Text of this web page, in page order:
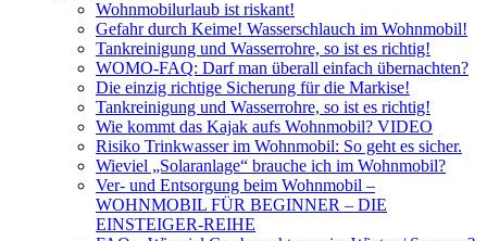
Wohnmobilurlaub ist riskant!
Gefahr durch Keime! Wasserschlauch im Wohnmobil!
Tankreinigung und Wasserrohre, so ist es richtig!
WOMO-FAQ: Darf man überall einfach übernachten?
Die einzig richtige Sicherung für die Markise!
Tankreinigung und Wasserrohre, so ist es richtig!
Wie kommt das Kajak aufs Wohnmobil? VIDEO
Risiko Trinkwasser im Wohnmobil: So geht es sicher.
Wieviel „Solaranlage“ brauche ich im Wohnmobil?
Ver- und Entsorgung beim Wohnmobil –
WOHNMOBIL FÜR BEGINNER – DIE
EINSTEIGER-REIHE